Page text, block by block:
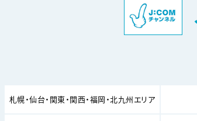
札幌・仙台・関東・関西・福岡・北九州エリア